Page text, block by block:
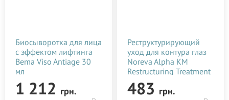
Биосыворотка для лица
с эффектом лифтинга
Bema Viso Antiage 30
мл
1 212 грн.
Реструктурирующий
уход для контура глаз
Noreva Alpha KM
Restructuring Treatment
Eye Contour 15 мл
483 грн.